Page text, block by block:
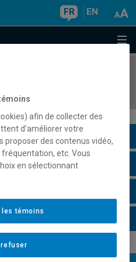
FR EN
afin de collecter des
d’améliorer votre
proposer des contenus vidéo,
fréquentation, etc. Vous
en sélectionnant
refuser
témoins